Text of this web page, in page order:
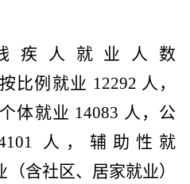
疾人就业人数
比例就业 12292 人，
体就业 14083 人，公
人，辅助性就
（含社区、居家就业）